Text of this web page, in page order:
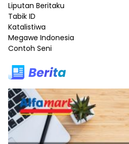
Liputan Beritaku
Tabik ID
Katalistiwa
Megawe Indonesia
Contoh Seni